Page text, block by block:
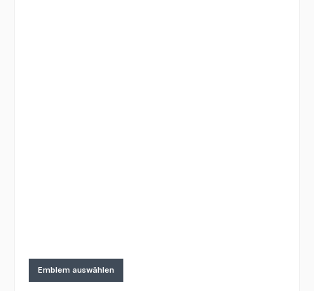
Emblem auswählen